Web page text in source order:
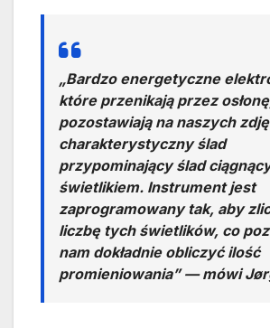
„Bardzo energetyczne
które przenikają przez
pozostawiają na naszych
charakterystyczny ślad
przypominający ślad
świetlikiem. Instrument jest
zaprogramowany tak, aby
liczbę tych świetlików, co
nam dokładnie obliczyć ilość
promieniowania” — mówi